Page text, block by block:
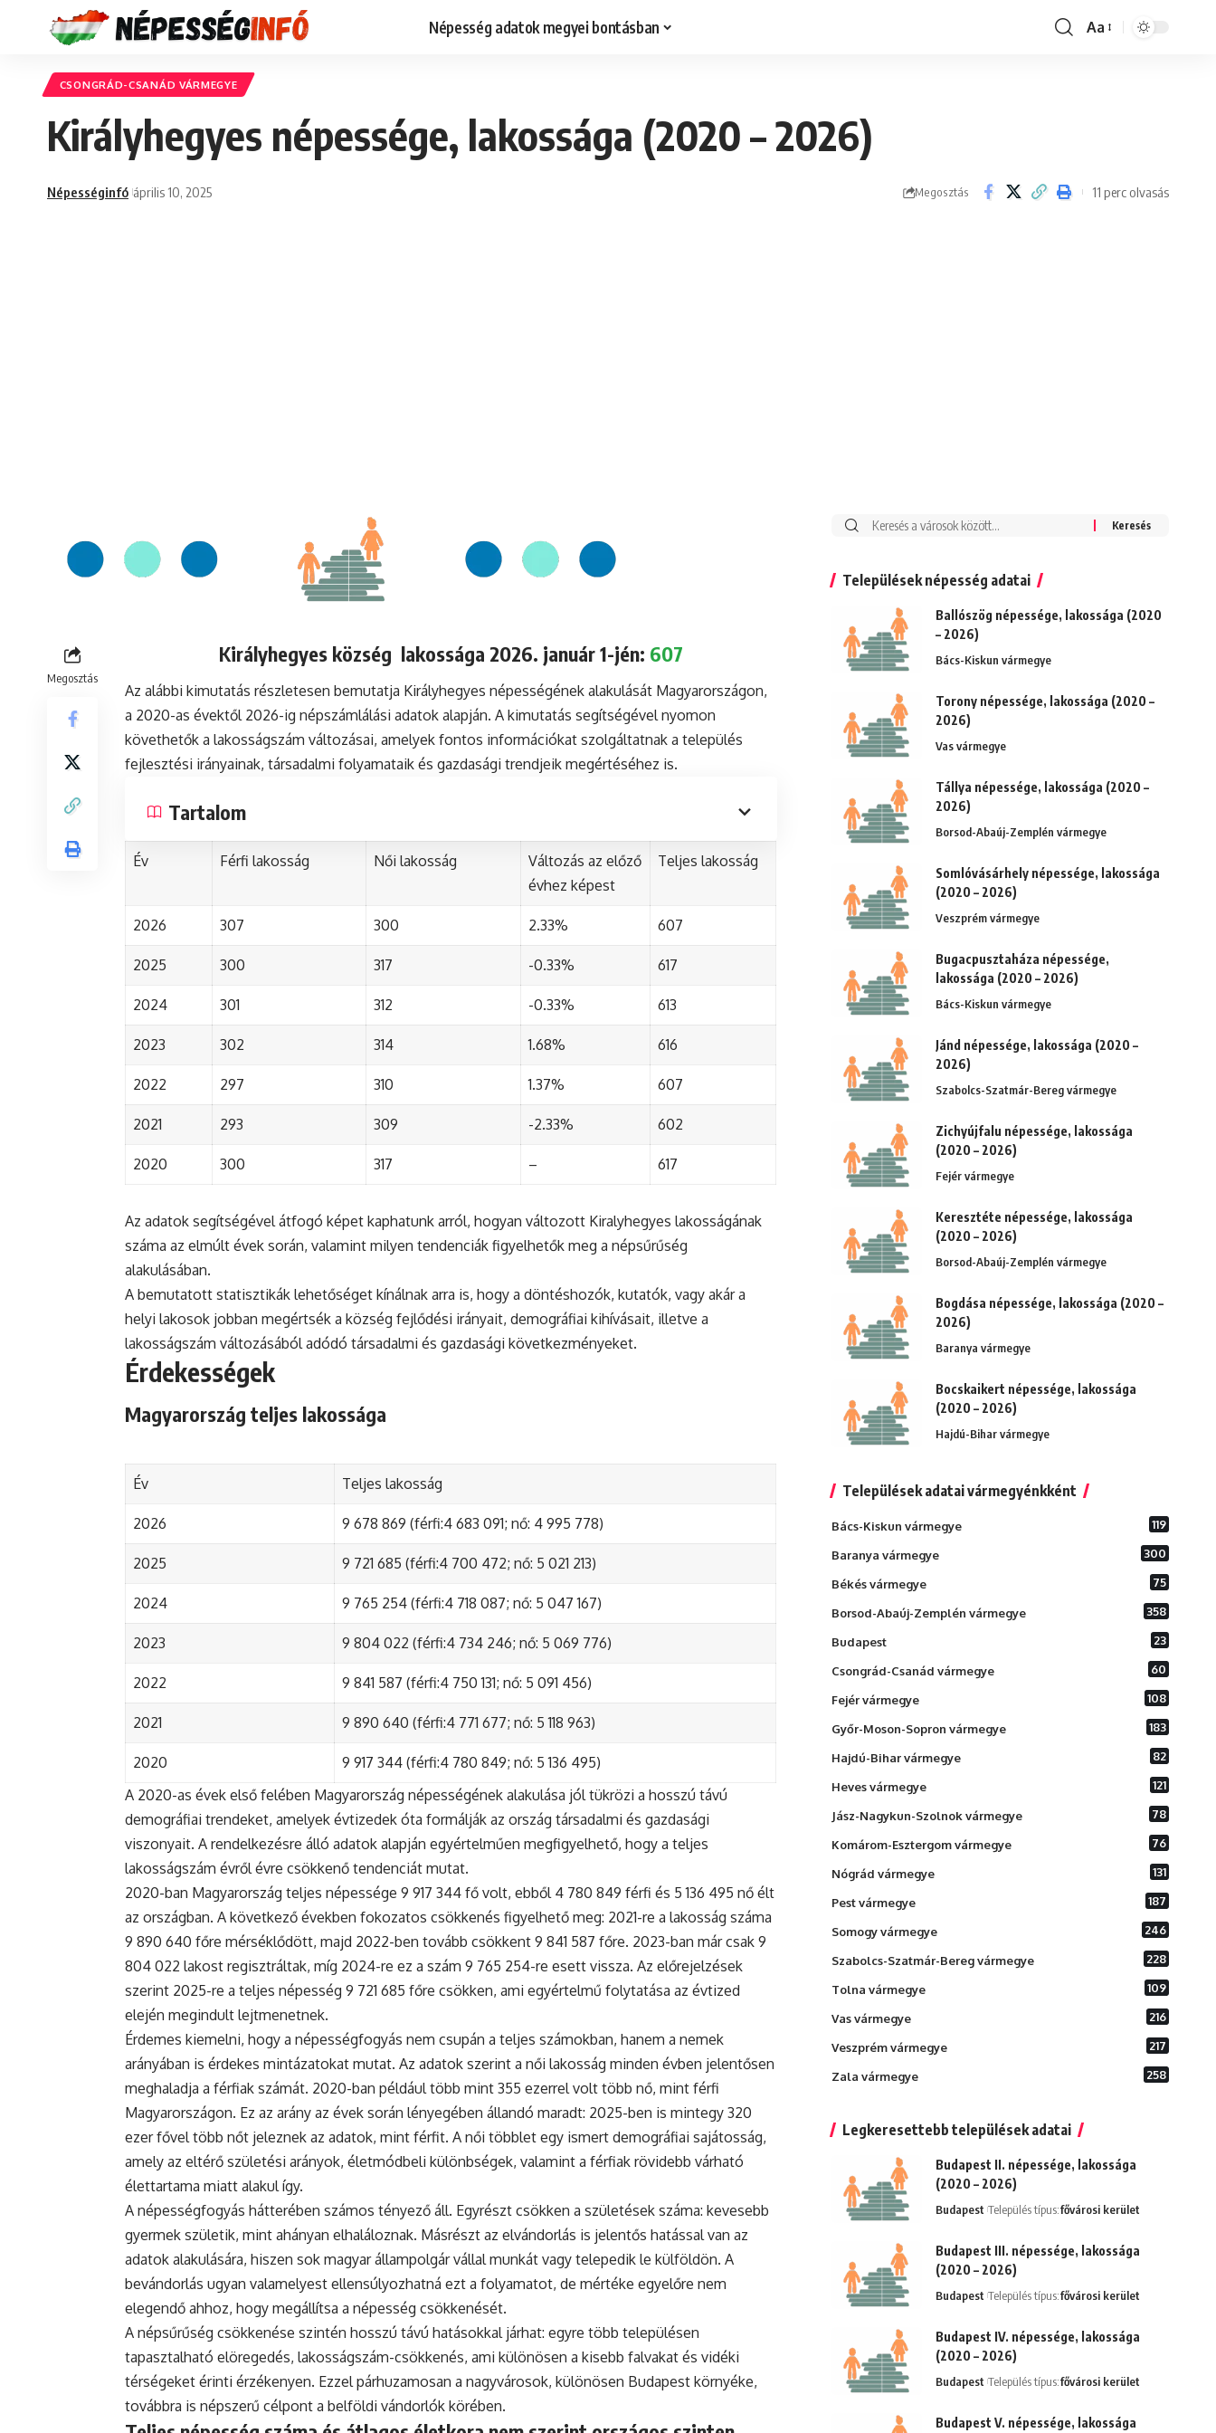
Népesség adatok megyei bontásban
Font
Aa
CSONGRÁD-CSANÁD VÁRMEGYE
Királyhegyes népessége, lakossága (2020 – 2026)
Népességinfó április 10, 2025 Megosztás 11 perc olvasás
Megosztás
Királyhegyes község lakossága 2026. január 1-jén: 607
Az alábbi kimutatás részletesen bemutatja Királyhegyes népességének alakulását Magyarországon,
a 2020-as évektől 2026-ig népszámlálási adatok alapján. A kimutatás segítségével nyomon
követhetők a lakosságszám változásai, amelyek fontos információkat szolgáltatnak a település
fejlesztési irányainak, társadalmi folyamataik és gazdasági trendjeik megértéséhez is.
Tartalom
Év Férfi lakosság Női lakosság
Változás az előző
évhez képest
Teljes lakosság
2026 307 300 2.33% 607
2025 300 317 -0.33% 617
2024 301 312 -0.33% 613
2023 302 314 1.68% 616
2022 297 310 1.37% 607
2021 293 309 -2.33% 602
2020 300 317 – 617
Az adatok segítségével átfogó képet kaphatunk arról, hogyan változott Kiralyhegyes lakosságának
száma az elmúlt évek során, valamint milyen tendenciák figyelhetők meg a népsűrűség
alakulásában.
A bemutatott statisztikák lehetőséget kínálnak arra is, hogy a döntéshozók, kutatók, vagy akár a
helyi lakosok jobban megértsék a község fejlődési irányait, demográfiai kihívásait, illetve a
lakosságszám változásából adódó társadalmi és gazdasági következményeket.
Érdekességek
Magyarország teljes lakossága
Év Teljes lakosság
2026 9 678 869 (férfi:4 683 091; nő: 4 995 778)
2025 9 721 685 (férfi:4 700 472; nő: 5 021 213)
2024 9 765 254 (férfi:4 718 087; nő: 5 047 167)
2023 9 804 022 (férfi:4 734 246; nő: 5 069 776)
2022 9 841 587 (férfi:4 750 131; nő: 5 091 456)
2021 9 890 640 (férfi:4 771 677; nő: 5 118 963)
2020
9 917 344 (férfi:4 780 849; nő: 5 136 495)
A 2020-as évek első felében Magyarország népességének alakulása jól tükrözi a hosszú távú
demográfiai trendeket, amelyek évtizedek óta formálják az ország társadalmi és gazdasági
viszonyait. A rendelkezésre álló adatok alapján egyértelműen megfigyelhető, hogy a teljes
lakosságszám évről évre csökkenő tendenciát mutat.
2020-ban Magyarország teljes népessége 9 917 344 fő volt, ebből 4 780 849 férfi és 5 136 495 nő élt
az országban. A következő években fokozatos csökkenés figyelhető meg: 2021-re a lakosság száma
9 890 640 főre mérséklődött, majd 2022-ben tovább csökkent 9 841 587 főre. 2023-ban már csak 9
804 022 lakost regisztráltak, míg 2024-re ez a szám 9 765 254-re esett vissza. Az előrejelzések
szerint 2025-re a teljes népesség 9 721 685 főre csökken, ami egyértelmű folytatása az évtized
elején megindult lejtmenetnek.
Érdemes kiemelni, hogy a népességfogyás nem csupán a teljes számokban, hanem a nemek
arányában is érdekes mintázatokat mutat. Az adatok szerint a női lakosság minden évben jelentősen
meghaladja a férfiak számát. 2020-ban például több mint 355 ezerrel volt több nő, mint férfi
Magyarországon. Ez az arány az évek során lényegében állandó maradt: 2025-ben is mintegy 320
ezer fővel több nőt jeleznek az adatok, mint férfit. A női többlet egy ismert demográfiai sajátosság,
amely az eltérő születési arányok, életmódbeli különbségek, valamint a férfiak rövidebb várható
élettartama miatt alakul így.
A népességfogyás hátterében számos tényező áll. Egyrészt csökken a születések száma: kevesebb
gyermek születik, mint ahányan elhaláloznak. Másrészt az elvándorlás is jelentős hatással van az
adatok alakulására, hiszen sok magyar állampolgár vállal munkát vagy telepedik le külföldön. A
bevándorlás ugyan valamelyest ellensúlyozhatná ezt a folyamatot, de mértéke egyelőre nem
elegendő ahhoz, hogy megállítsa a népesség csökkenését.
A népsűrűség csökkenése szintén hosszú távú hatásokkal járhat: egyre több településen
tapasztalható elöregedés, lakosságszám-csökkenés, ami különösen a kisebb falvakat és vidéki
térségeket érinti érzékenyen. Ezzel párhuzamosan a nagyvárosok, különösen Budapest környéke,
továbbra is népszerű célpont a belföldi vándorlók körében.
Keresés:
Települések népesség adatai
Ballószög népessége, lakossága (2020
– 2026)
Bács-Kiskun vármegye
Torony népessége, lakossága (2020 –
2026)
Vas vármegye
Tállya népessége, lakossága (2020 –
2026)
Borsod-Abaúj-Zemplén vármegye
Somlóvásárhely népessége, lakossága
(2020 – 2026)
Veszprém vármegye
Bugacpusztaháza népessége,
lakossága (2020 – 2026)
Bács-Kiskun vármegye
Jánd népessége, lakossága (2020 –
2026)
Szabolcs-Szatmár-Bereg vármegye
Zichyújfalu népessége, lakossága
(2020 – 2026)
Fejér vármegye
Keresztéte népessége, lakossága
(2020 – 2026)
Borsod-Abaúj-Zemplén vármegye
Bogdása népessége, lakossága (2020 –
2026)
Baranya vármegye
Bocskaikert népessége, lakossága
(2020 – 2026)
Hajdú-Bihar vármegye
Települések adatai vármegyénkként
Bács-Kiskun vármegye 119
Baranya vármegye 300
Békés vármegye 75
Borsod-Abaúj-Zemplén vármegye 358
Budapest 23
Csongrád-Csanád vármegye 60
Fejér vármegye 108
Győr-Moson-Sopron vármegye 183
Hajdú-Bihar vármegye 82
Heves vármegye 121
Jász-Nagykun-Szolnok vármegye 78
Komárom-Esztergom vármegye 76
Nógrád vármegye 131
Pest vármegye 187
Somogy vármegye 246
Szabolcs-Szatmár-Bereg vármegye 228
Tolna vármegye 109
Vas vármegye 216
Veszprém vármegye 217
Zala vármegye 258
Legkeresettebb települések adatai
Budapest II. népessége, lakossága
(2020 – 2026)
Budapest Település típus:fővárosi kerület
Budapest III. népessége, lakossága
(2020 – 2026)
Budapest Település típus:fővárosi kerület
Budapest IV. népessége, lakossága
(2020 – 2026)
Budapest Település típus:fővárosi kerület
Budapest V. népessége, lakossága